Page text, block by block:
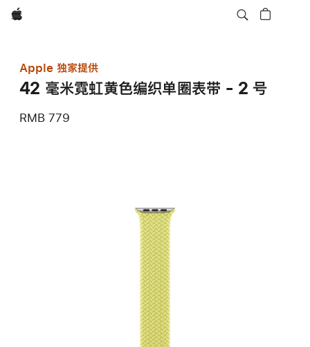
Apple
Apple 独家提供
42 毫米霓虹黄色编织单圈表带 - 2 号
RMB 779